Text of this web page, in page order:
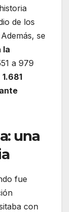
de los
se
la
a 979
1.681
una
fue
con